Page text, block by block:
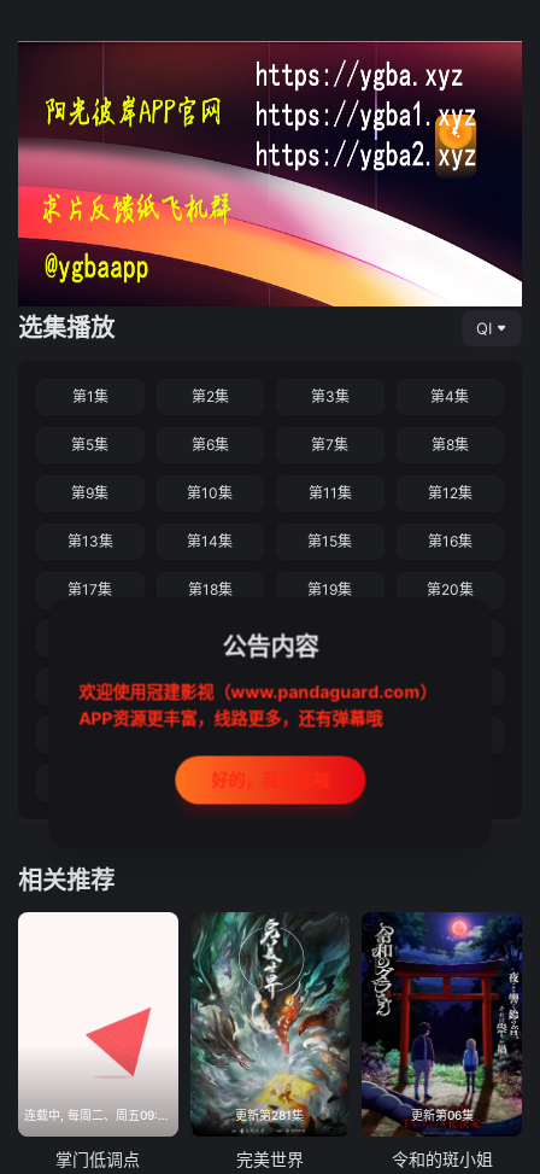
选集播放 QI
第1集 第2集 第3集 第4集
第5集 第6集 第7集 第8集
第9集 第10集 第11集 第12集
第13集 第14集 第15集 第16集
第17集 第18集 第19集 第20集
第22集 第23集
第25集 第26集 第27集
第34集
相关推荐
掌门低调点
更新第281集
完美世界
更新第06集
令和的斑小姐
公告内容
欢迎使用冠建影视（www.pandaguard.com）
APP资源更丰富，线路更多，还有弹幕哦
好的，我记住啦